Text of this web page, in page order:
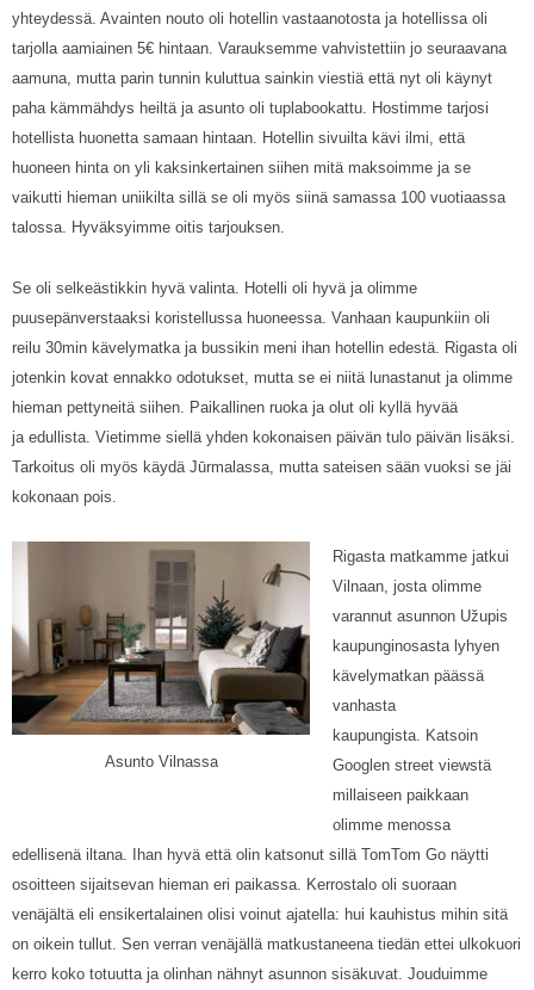
yhteydessä. Avainten nouto oli hotellin vastaanotosta ja hotellissa oli
tarjolla aamiainen 5€ hintaan. Varauksemme vahvistettiin jo seuraavana
aamuna, mutta parin tunnin kuluttua sainkin viestiä että nyt oli käynyt
paha kämmähdys heiltä ja asunto oli tuplabookattu. Hostimme tarjosi
hotellista huonetta samaan hintaan. Hotellin sivuilta kävi ilmi, että
huoneen hinta on yli kaksinkertainen siihen mitä maksoimme ja se
vaikutti hieman uniikilta sillä se oli myös siinä samassa 100 vuotiaassa
talossa. Hyväksyimme oitis tarjouksen.
Se oli selkeästikkin hyvä valinta. Hotelli oli hyvä ja olimme
puusepänverstaaksi koristellussa huoneessa. Vanhaan kaupunkiin oli
reilu 30min kävelymatka ja bussikin meni ihan hotellin edestä. Rigasta oli
jotenkin kovat ennakko odotukset, mutta se ei niitä lunastanut ja olimme
hieman pettyneitä siihen. Paikallinen ruoka ja olut oli kyllä hyvää
ja edullista. Vietimme siellä yhden kokonaisen päivän tulo päivän lisäksi.
Tarkoitus oli myös käydä Jūrmalassa, mutta sateisen sään vuoksi se jäi
kokonaan pois.
Asunto Vilnassa
Rigasta matkamme jatkui
Vilnaan, josta olimme
varannut asunnon Užupis
kaupunginosasta lyhyen
kävelymatkan päässä
vanhasta
kaupungista. Katsoin
Googlen street viewstä
millaiseen paikkaan
olimme menossa
edellisenä iltana. Ihan hyvä että olin katsonut sillä TomTom Go näytti
osoitteen sijaitsevan hieman eri paikassa. Kerrostalo oli suoraan
venäjältä eli ensikertalainen olisi voinut ajatella: hui kauhistus mihin sitä
on oikein tullut. Sen verran venäjällä matkustaneena tiedän ettei ulkokuori
kerro koko totuutta ja olinhan nähnyt asunnon sisäkuvat. Jouduimme